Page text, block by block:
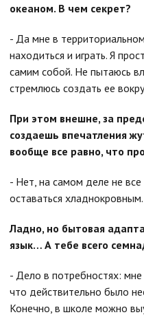
океаном. В чем секрет?
- Да мне в
находиться и играть. Я
самим собой. Не пытаюсь
стремлюсь создать ее
При этом внешне, за
создаешь впечатления
вообще все равно, что
- Нет, на самом деле не
оставаться хладнокровным.
Ладно, но бытовая
язык… А тебе всего
- Дело в потребностях:
что действительно было
Конечно, в школе можно